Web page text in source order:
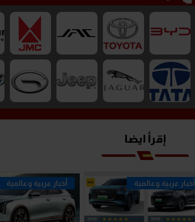
إقرأ ايضا
أخبار عربية وعالمية أخبار عربية وعالمية